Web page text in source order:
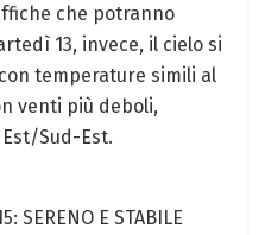
che potranno
13, invece, il cielo si
temperature simili al
venti più deboli,
Sud-Est.
SERENO E STABILE